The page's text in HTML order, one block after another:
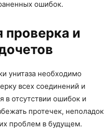
ошибок.
проверка и
унитаза необходимо
всех соединений и
в отсутствии ошибок и
протечек, неполадок
проблем в будущем.